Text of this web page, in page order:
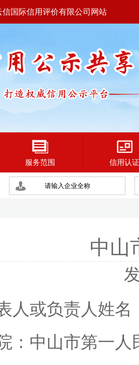
国际信用评价有限公司网站
服务范围 信用认证
中山
人或负责人姓名
：中山市第一人